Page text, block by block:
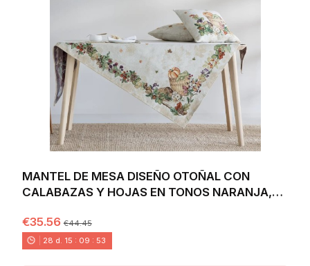
MANTEL DE MESA DISEÑO OTOÑAL CON
CALABAZAS Y HOJAS EN TONOS NARANJA,
€35.56€44.45
28 d. 15 : 09 : 52